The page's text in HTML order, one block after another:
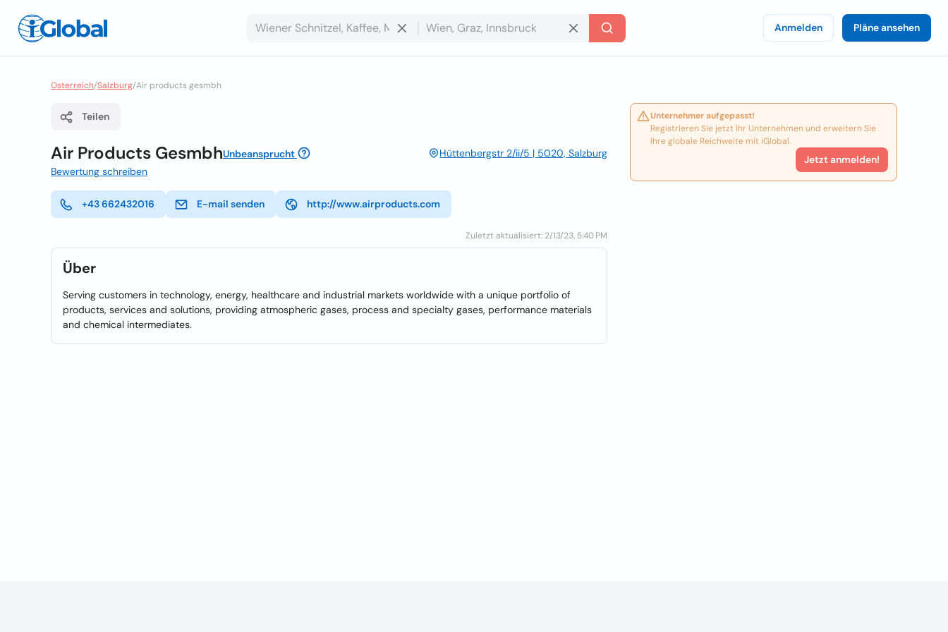
Anmelden Pläne ansehen
Osterreich/Salzburg/Air products gesmbh
Teilen
Air Products GesmbhUnbeansprucht
Hüttenbergstr 2/ii/5 | 5020, Salzburg
Bewertung schreiben
+43 662432016 E-mail senden http://www.airproducts.com
Zuletzt aktualisiert: 2/13/23, 5:40 PM
Über
Serving customers in technology, energy, healthcare and industrial markets worldwide with a unique portfolio of
products, services and solutions, providing atmospheric gases, process and specialty gases, performance materials
and chemical intermediates.
Unternehmer aufgepasst!
Registrieren Sie jetzt Ihr Unternehmen und erweitern Sie
Ihre globale Reichweite mit iGlobal.
Jetzt anmelden!